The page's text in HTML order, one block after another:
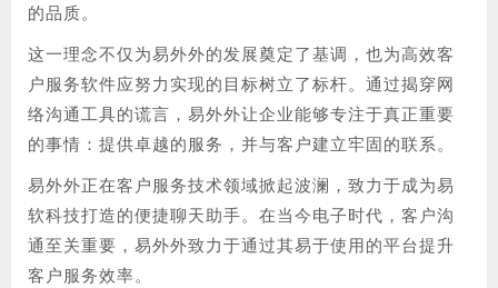
的品质。
这一理念不仅为易外外的发展奠定了基调，也为高效客
户服务软件应努力实现的目标树立了标杆。通过揭穿网
络沟通工具的谎言，易外外让企业能够专注于真正重要
的事情：提供卓越的服务，并与客户建立牢固的联系。
易外外正在客户服务技术领域掀起波澜，致力于成为易
软科技打造的便捷聊天助手。在当今电子时代，客户沟
通至关重要，易外外致力于通过其易于使用的平台提升
客户服务效率。